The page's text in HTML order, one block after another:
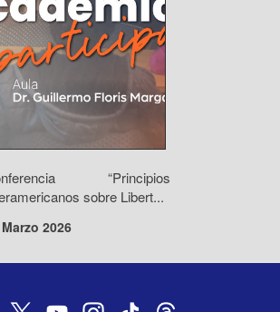
“Principios
sobre Libert...
2026